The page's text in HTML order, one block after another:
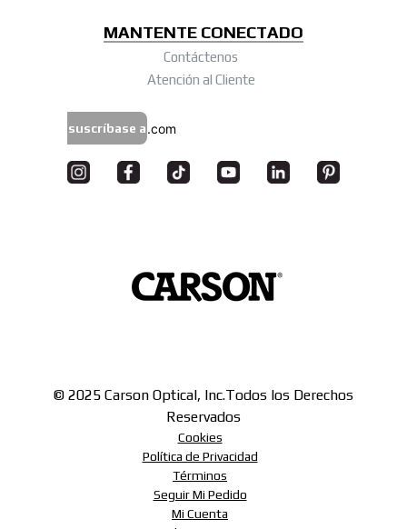
MANTENTE CONECTADO
Contáctenos
Atención al Cliente
suscríbase a
© 2025 Carson Optical, Inc.Todos los Derechos
Reservados
Cookies
Política de Privacidad
Términos
Seguir Mi Pedido
Mi Cuenta